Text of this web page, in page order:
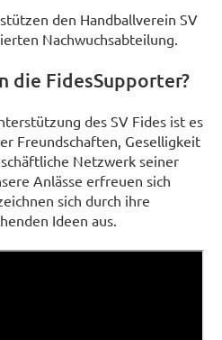
den Handballverein SV
Nachwuchsabteilung.
die FidesSupporter?
des SV Fides ist es
Freundschaften, Geselligkeit
Netzwerk seiner
Anlässe erfreuen sich
sich durch ihre
Ideen aus.